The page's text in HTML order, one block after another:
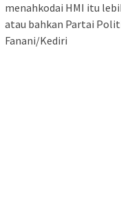
menahkodai HMI itu
atau bahkan Partai
Fanani/Kediri